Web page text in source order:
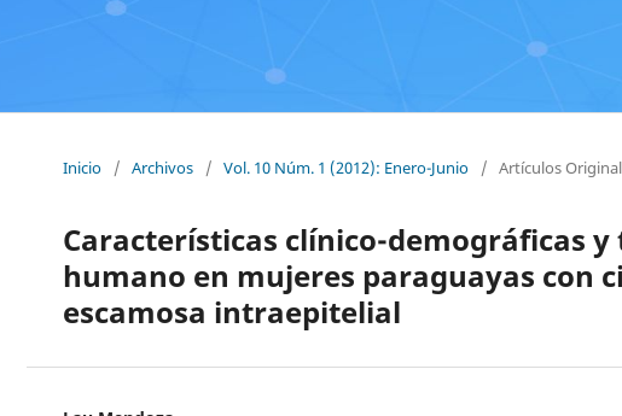
Inicio / Archivos / Vol. 10 Núm. 1 (2012): Enero-Junio / Artículos
Características clínico-demográficas
humano en mujeres paraguayas con
escamosa intraepitelial